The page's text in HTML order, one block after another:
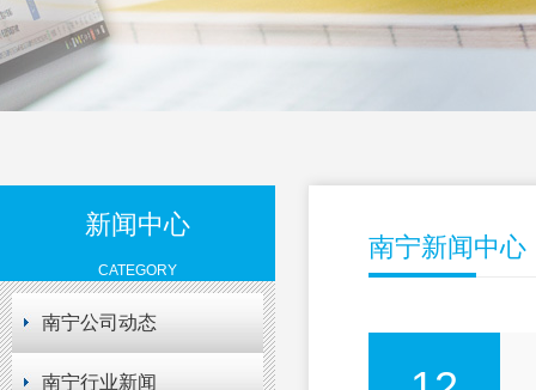
新闻中心
CATEGORY
南宁公司动态
南宁行业新闻
南宁新闻中心